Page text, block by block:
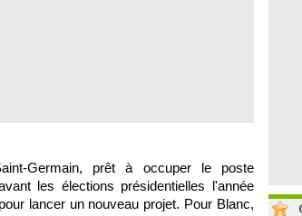
Germain, prêt à occuper le poste
les élections présidentielles l'année
lancer un nouveau projet. Pour Blanc,